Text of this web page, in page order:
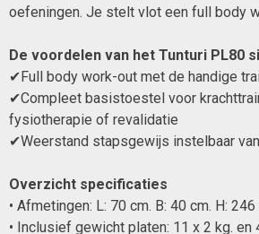
oefeningen. Je stelt vlot een full body
De voordelen van het Tunturi PL80
✔Full body work-out met de handige
✔Compleet basistoestel voor
fysiotherapie of revalidatie
✔Weerstand stapsgewijs instelbaar
Overzicht specificaties
• Afmetingen: L: 70 cm. B: 40 cm. H: 246
• Inclusief gewicht platen: 11 x 2 kg. en